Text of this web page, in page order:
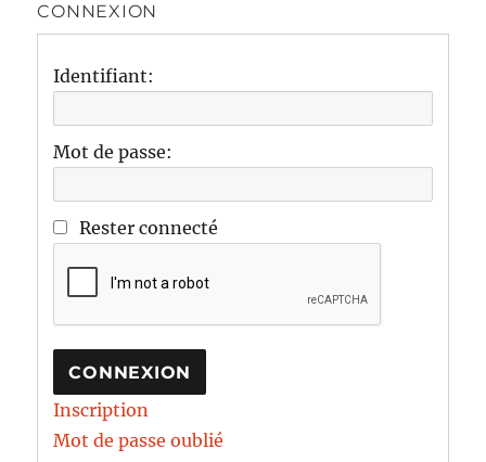
CONNEXION
Identifiant:
Mot de passe:
Rester connecté
CONNEXION
Inscription
Mot de passe oublié